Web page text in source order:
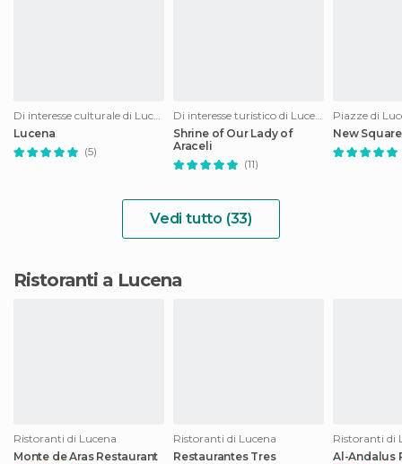
Di interesse culturale di Lucena
Lucena
(5)
Di interesse turistico di Lucena
Shrine of Our Lady of
Araceli
(11)
Piazze di
New Square
Vedi tutto (33)
Ristoranti a Lucena
Ristoranti di Lucena
Monte de Aras Restaurant
Ristoranti di Lucena
Restaurantes Tres
Ristoranti di
Al-Andalus